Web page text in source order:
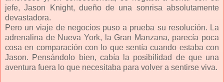
jefe, Jason Knight, dueño de una sonrisa absolutamente
devastadora.
Pero un viaje de negocios puso a prueba su resolución. La
adrenalina de Nueva York, la Gran Manzana, parecía poca
cosa en comparación con lo que sentía cuando estaba con
Jason. Pensándolo bien, cabía la posibilidad de que una
aventura fuera lo que necesitaba para volver a sentirse viva.